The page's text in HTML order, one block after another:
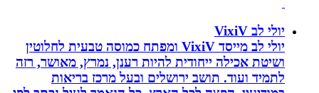
יולי לב VixiV
יולי לב מייסד VixiV ומפתח כמוסה טבעית לחלוטין
ושיטת אכילה ייחודית להיות רענן, נמרץ, מאושר, רזה
לתמיד ועוד. תושב ירושלים ובעל מרכז בריאות